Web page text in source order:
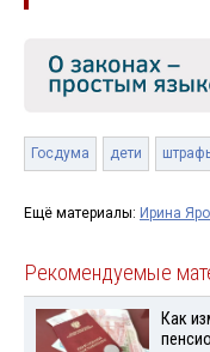
Госдума дети
Ещё материалы: Ирина
Рекомендуемые
Как